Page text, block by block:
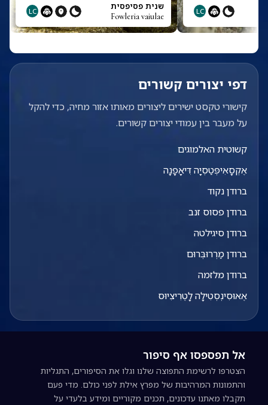
LC שנית פסיפסית
Fowleria vaiulae
LC
דפי יצורים קשורים
קישורי טקסט ישירים ליצורים מאותו אזור מחיה, כדי להקל
על מעבר בין עמודי יצורים קשורים.
קשוטית האלמוגים
אֶקְסָאִיפְּטַסְיָה דִּיאָפָנָה
ברודן נקוד
ברודן פסוס זנב
ברודן סיגילטה
ברודן מַרְרוּבְּרוּם
ברודן מלזמה
אֶאוּסִינְסְטִילָה לָטֶרִיצִיוּס
אל תפספסו אף סיפור
הצטרפו לרשימת התפוצה שלנו וגלו את הסיפורים, התגליות
והתמונות המרהיבות של מפרץ אילת לפני כולם. מדי פעם
תקבלו מאתנו עדכונים, תכנים מקוריים ומידע בלעדי על